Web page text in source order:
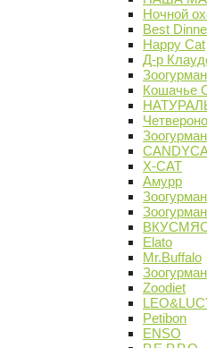
Ночной
Best
Happy Cat
Д-р
Кошачье
Зоогурман
X-CAT
Амурр
Elato
Mr.Buffalo
Zoodiet
Petibon
ENSO